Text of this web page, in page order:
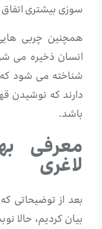
سوزی بیشتری اتفاق
همچنین چربی
انسان ذخیره می
شناخته می شود که
دارند که نوشیدن
باشد.
معرفی
لاغری
بعد از توضیحاتی
بیان کردیم، حالا